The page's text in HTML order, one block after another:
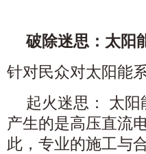
破除迷思：太阳
针对民众对太阳能
起火迷思： 太阳
产生的是高压直流
此，专业的施工与